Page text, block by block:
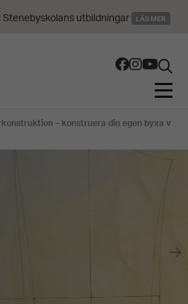
– konstruera din egen byxa v
utbildningar LÄS MER